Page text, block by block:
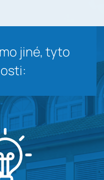
jiné, tyto